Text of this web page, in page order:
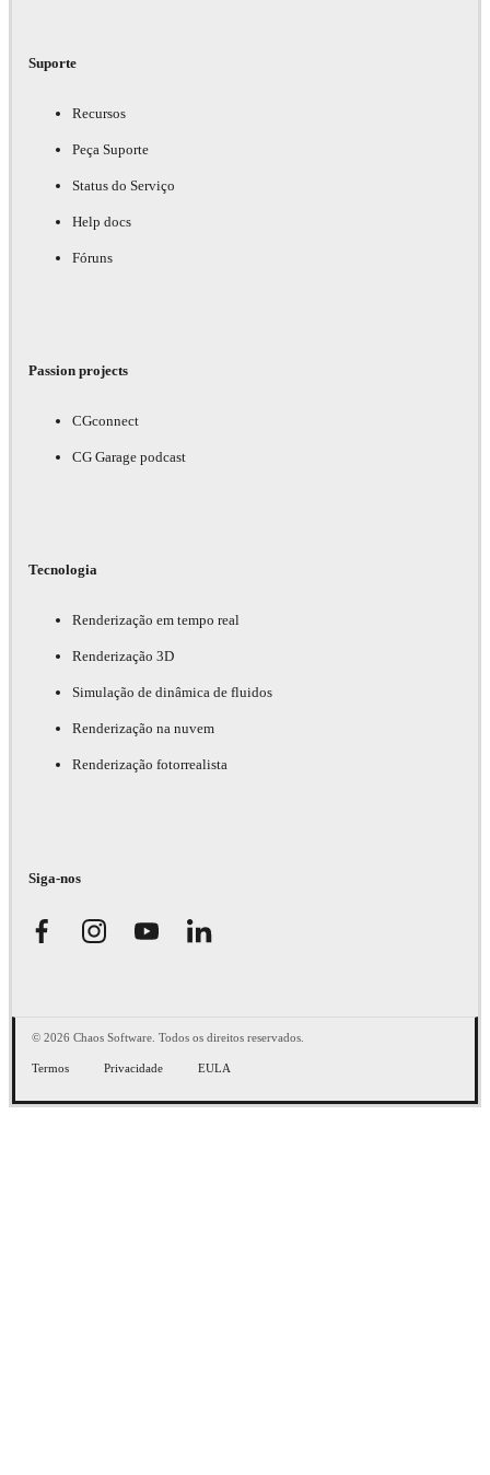
Suporte
Recursos
Peça Suporte
Status do Serviço
Help docs
Fóruns
Passion projects
CGconnect
CG Garage podcast
Tecnologia
Renderização em tempo real
Renderização 3D
Simulação de dinâmica de fluidos
Renderização na nuvem
Renderização fotorrealista
Siga-nos
© 2026 Chaos Software. Todos os direitos reservados.
Termos Privacidade EULA